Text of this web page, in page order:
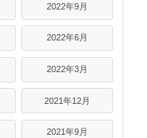
2022年9月
2022年6月
2022年3月
2021年12月
2021年9月